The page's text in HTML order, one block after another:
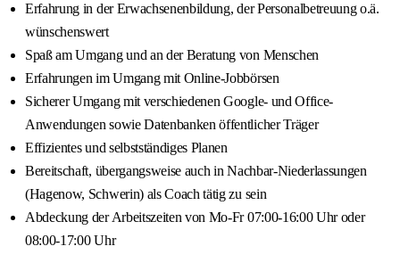
Erfahrung in der Erwachsenenbildung, der Personalbetreuung o.ä.
wünschenswert
Spaß am Umgang und an der Beratung von Menschen
Erfahrungen im Umgang mit Online-Jobbörsen
Sicherer Umgang mit verschiedenen Google- und Office-
Anwendungen sowie Datenbanken öffentlicher Träger
Effizientes und selbstständiges Planen
Bereitschaft, übergangsweise auch in Nachbar-Niederlassungen
(Hagenow, Schwerin) als Coach tätig zu sein
Abdeckung der Arbeitszeiten von Mo-Fr 07:00-16:00 Uhr oder
08:00-17:00 Uhr